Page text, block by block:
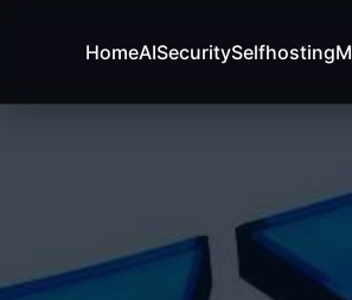
HomeAISecuritySelfhosting
Fehler beim Laden (Ist der